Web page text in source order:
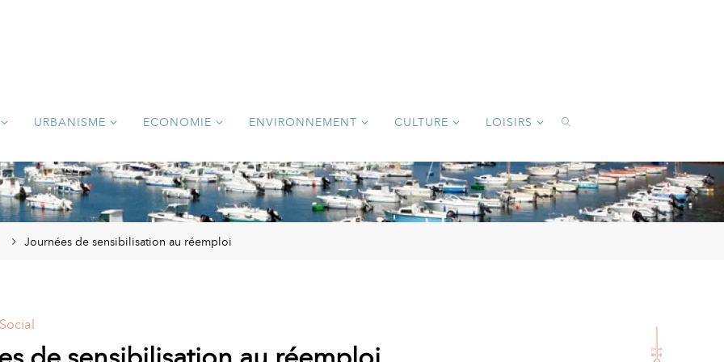
URBANISME ECONOMIE ENVIRONNEMENT CULTURE LOISIRS
SEARCH
Journées de sensibilisation au réemploi
Social